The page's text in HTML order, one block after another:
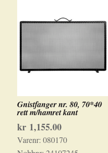
Gnistfanger nr. 80, 70*40
rett m/hamret kant
kr1,155.00
Varenr: 080170